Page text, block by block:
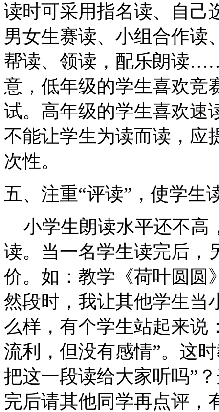
读时可采用指名读、自己
男女生赛读、小组合作读
帮读、领读，配乐朗读
意，低年级的学生喜欢竞
试。高年级的学生喜欢速
不能让学生为读而读，应
次性。
五、注重“评读”，使学生
小学生朗读水平还不高
读。当一名学生读完后，
价。如：教学《荷叶圆圆
然段时，我让其他学生当
么样，有个学生站起来说
流利，但没有感情”。这
把这一段读给大家听吗”
完后请其他同学再点评，